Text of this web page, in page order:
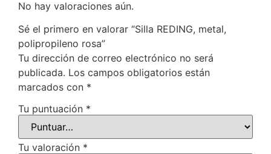
No hay valoraciones aún.
Sé el primero en valorar “Silla REDING, metal,
polipropileno rosa”
Tu dirección de correo electrónico no será
publicada. Los campos obligatorios están
marcados con *
Tu puntuación *
Tu valoración *